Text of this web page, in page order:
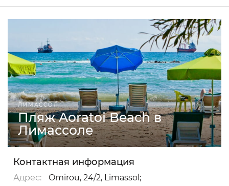
ЛИМАССОЛ
Пляж Aoratoi Beach в
Лимассоле
Контактная информация
Адрес: Omirou, 24/2, Limassol;